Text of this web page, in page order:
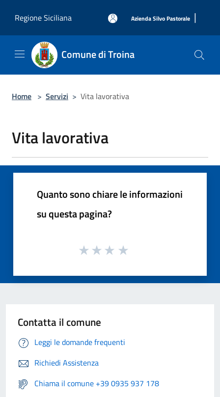
Regione Siciliana
Azienda Silvo Pastorale |
Comune di Troina
Home > Servizi > Vita lavorativa
Vita lavorativa
Quanto sono chiare le informazioni
su questa pagina?
Contatta il comune
Leggi le domande frequenti
Richiedi Assistenza
Chiama il comune +39 0935 937 178